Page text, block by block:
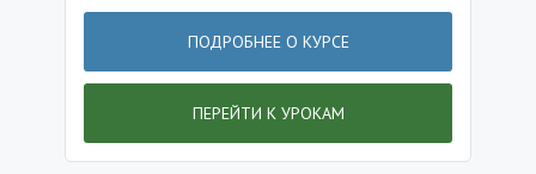
ПОДРОБНЕЕ О КУРСЕ
ПЕРЕЙТИ К УРОКАМ